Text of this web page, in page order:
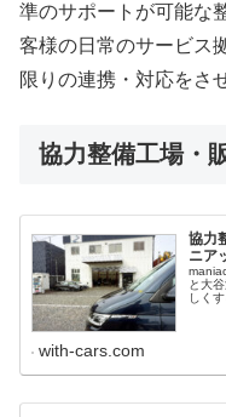
準のサポートが可能な
客様の日常のサービス
限りの連携・対応をさ
協力整備工場・
協力
ニア
と大
しく
with-cars.com